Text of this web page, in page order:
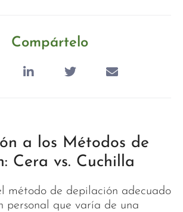
Compártelo
a los Métodos de
Cera vs. Cuchilla
método de depilación adecuado
personal que varía de una